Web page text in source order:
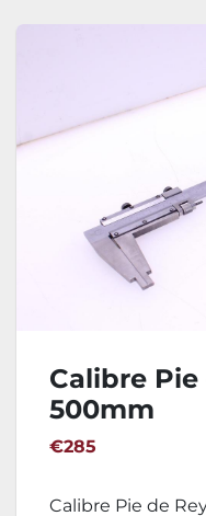
Calibre Pie
500mm
€285
Calibre Pie de